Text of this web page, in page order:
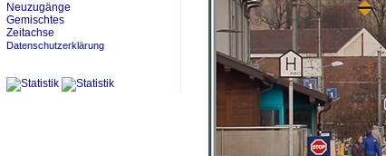
Neuzugänge
Gemischtes
Zeitachse
Datenschutzerklärung